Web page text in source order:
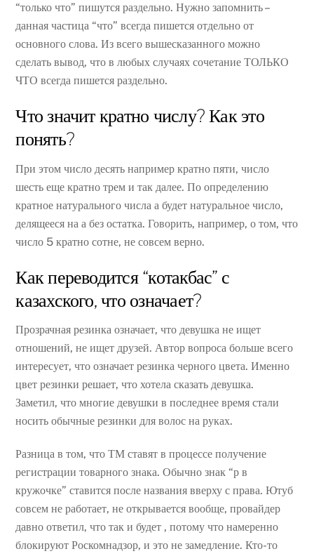
“только что” пишутся раздельно. Нужно запомнить –
данная частица “что” всегда пишется отдельно от
основного слова. Из всего вышесказанного можно
сделать вывод, что в любых случаях сочетание ТОЛЬКО
ЧТО всегда пишется раздельно.
Что значит кратно числу? Как это
понять?
При этом число десять например кратно пяти, число
шесть еще кратно трем и так далее. По определению
кратное натурального числа а будет натуральное число,
делящееся на а без остатка. Говорить, например, о том, что
число 5 кратно сотне, не совсем верно.
Как переводится “котакбас” с
казахского, что означает?
Прозрачная резинка означает, что девушка не ищет
отношений, не ищет друзей. Автор вопроса больше всего
интересует, что означает резинка черного цвета. Именно
цвет резинки решает, что хотела сказать девушка.
Заметил, что многие девушки в последнее время стали
носить обычные резинки для волос на руках.
Разница в том, что ТМ ставят в процессе получение
регистрации товарного знака. Обычно знак “р в
кружочке” ставится после названия вверху с права. Ютуб
совсем не работает, не открывается вообще, провайдер
давно ответил, что так и будет , потому что намеренно
блокируют Роскомнадзор, и это не замедление. Кто-то